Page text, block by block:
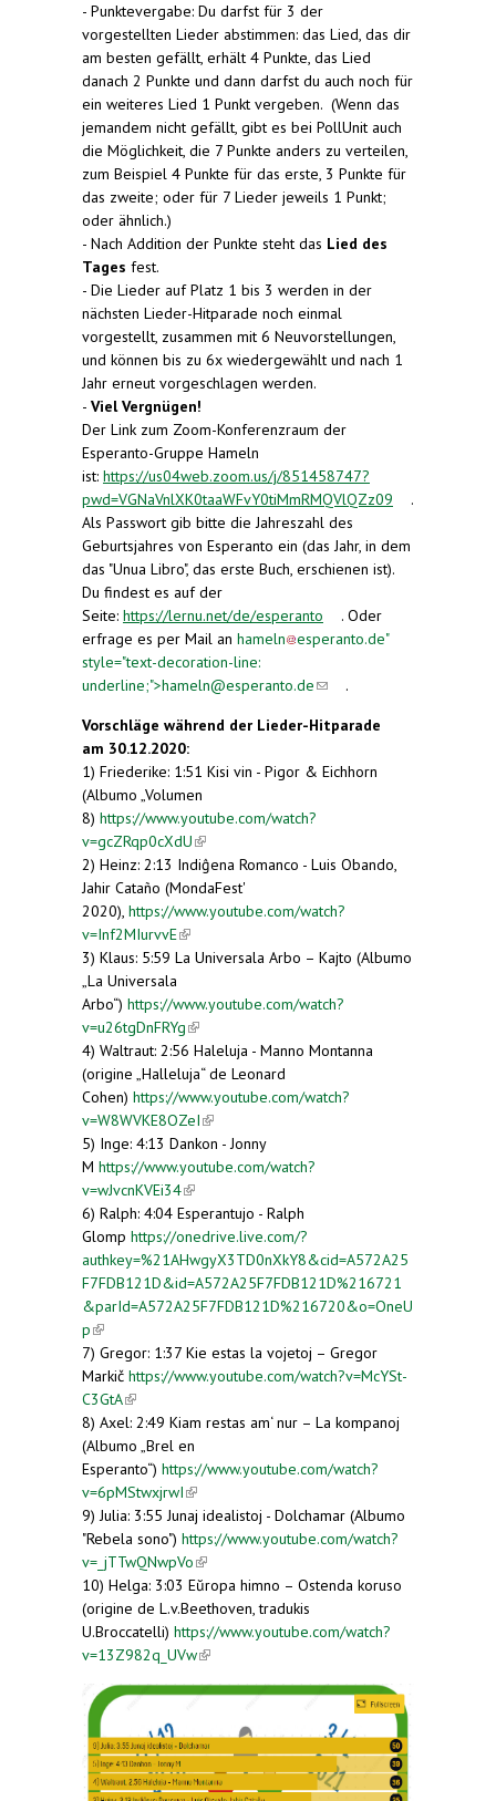
- Punktevergabe: Du darfst für 3 der
vorgestellten Lieder abstimmen: das Lied, das dir
am besten gefällt, erhält 4 Punkte, das Lied
danach 2 Punkte und dann darfst du auch noch für
ein weiteres Lied 1 Punkt vergeben. (Wenn das
jemandem nicht gefällt, gibt es bei PollUnit auch
die Möglichkeit, die 7 Punkte anders zu verteilen,
zum Beispiel 4 Punkte für das erste, 3 Punkte für
das zweite; oder für 7 Lieder jeweils 1 Punkt;
oder ähnlich.)
- Nach Addition der Punkte steht das Lied des
Tages fest.
- Die Lieder auf Platz 1 bis 3 werden in der
nächsten Lieder-Hitparade noch einmal
vorgestellt, zusammen mit 6 Neuvorstellungen,
und können bis zu 6x wiedergewählt und nach 1
Jahr erneut vorgeschlagen werden.
- Viel Vergnügen!
Der Link zum Zoom-Konferenzraum der
Esperanto-Gruppe Hameln
ist: https://us04web.zoom.us/j/851458747?
pwd=VGNaVnlXK0taaWFvY0tiMmRMQVlQZz09 (link is
.
Als Passwort gib bitte die Jahreszahl des
Geburtsjahres von Esperanto ein (das Jahr, in dem
das "Unua Libro", das erste Buch, erschienen ist).
Du findest es auf der
Seite: https://lernu.net/de/esperanto (link is
external)
. Oder
erfrage es per Mail an hameln esperanto.de"
style="text-decoration-line:
underline;">hameln@esperanto.de(link sends e-
(link sends
.
Vorschläge während der Lieder-Hitparade
am 30.12.2020:
1) Friederike: 1:51 Kisi vin - Pigor & Eichhorn
(Albumo „Volumen
8) https://www.youtube.com/watch?
v=gcZRqp0cXdU(link is external)
2) Heinz: 2:13 Indiĝena Romanco - Luis Obando,
Jahir Cataño (MondaFest'
2020), https://www.youtube.com/watch?
v=Inf2MIurvvE(link is external)
3) Klaus: 5:59 La Universala Arbo – Kajto (Albumo
„La Universala
Arbo“) https://www.youtube.com/watch?
v=u26tgDnFRYg(link is external)
4) Waltraut: 2:56 Haleluja - Manno Montanna
(origine „Halleluja“ de Leonard
Cohen) https://www.youtube.com/watch?
v=W8WVKE8OZeI(link is external)
5) Inge: 4:13 Dankon - Jonny
M https://www.youtube.com/watch?
v=wJvcnKVEi34(link is external)
6) Ralph: 4:04 Esperantujo - Ralph
Glomp https://onedrive.live.com/?
authkey=%21AHwgyX3TD0nXkY8&cid=A572A25
F7FDB121D&id=A572A25F7FDB121D%216721
&parId=A572A25F7FDB121D%216720&o=OneU
p(link is external)
7) Gregor: 1:37 Kie estas la vojetoj – Gregor
Markič https://www.youtube.com/watch?v=McYSt-
C3GtA(link is external)
8) Axel: 2:49 Kiam restas am‘ nur – La kompanoj
(Albumo „Brel en
Esperanto“) https://www.youtube.com/watch?
v=6pMStwxjrwI(link is external)
9) Julia: 3:55 Junaj idealistoj - Dolchamar (Albumo
"Rebela sono") https://www.youtube.com/watch?
v=_jTTwQNwpVo(link is external)
10) Helga: 3:03 Eŭropa himno – Ostenda koruso
(origine de L.v.Beethoven, tradukis
U.Broccatelli) https://www.youtube.com/watch?
v=13Z982q_UVw(link is external)